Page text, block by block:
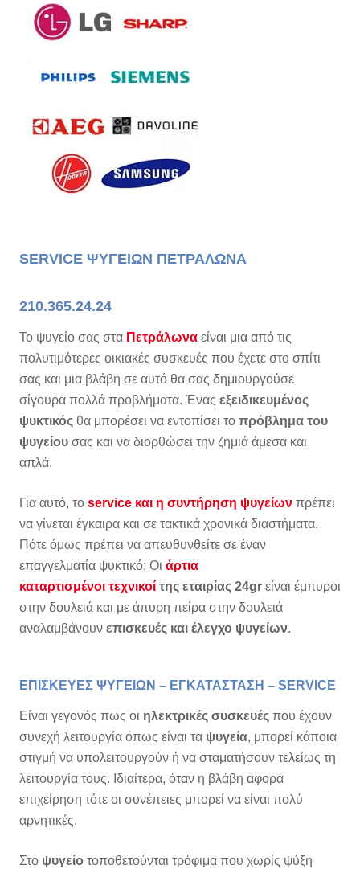
SERVICE ΨΥΓΕΙΩΝ ΠΕΤΡΑΛΩΝΑ
210.365.24.24
Το ψυγείο σας στα Πετράλωνα είναι μια από τις
πολυτιμότερες οικιακές συσκευές που έχετε στο σπίτι
σας και μια βλάβη σε αυτό θα σας δημιουργούσε
σίγουρα πολλά προβλήματα. Ένας εξειδικευμένος
ψυκτικός θα μπορέσει να εντοπίσει το πρόβλημα του
ψυγείου σας και να διορθώσει την ζημιά άμεσα και
απλά.
Για αυτό, το service και η συντήρηση ψυγείων πρέπει
να γίνεται έγκαιρα και σε τακτικά χρονικά διαστήματα.
Πότε όμως πρέπει να απευθυνθείτε σε έναν
επαγγελματία ψυκτικό; Οι άρτια
καταρτισμένοι τεχνικοί της εταιρίας 24gr είναι έμπυροι
στην δουλειά και με άπυρη πείρα στην δουλειά
αναλαμβάνουν επισκευές και έλεγχο ψυγείων.
ΕΠΙΣΚΕΥΕΣ ΨΥΓΕΙΩΝ – ΕΓΚΑΤΑΣΤΑΣΗ – SERVICE
Είναι γεγονός πως οι ηλεκτρικές συσκευές που έχουν
συνεχή λειτουργία όπως είναι τα ψυγεία, μπορεί κάποια
στιγμή να υπολειτουργούν ή να σταματήσουν τελείως τη
λειτουργία τους. Ιδιαίτερα, όταν η βλάβη αφορά
επιχείρηση τότε οι συνέπειες μπορεί να είναι πολύ
αρνητικές.
Στο ψυγείο τοποθετούνται τρόφιμα που χωρίς ψύξη